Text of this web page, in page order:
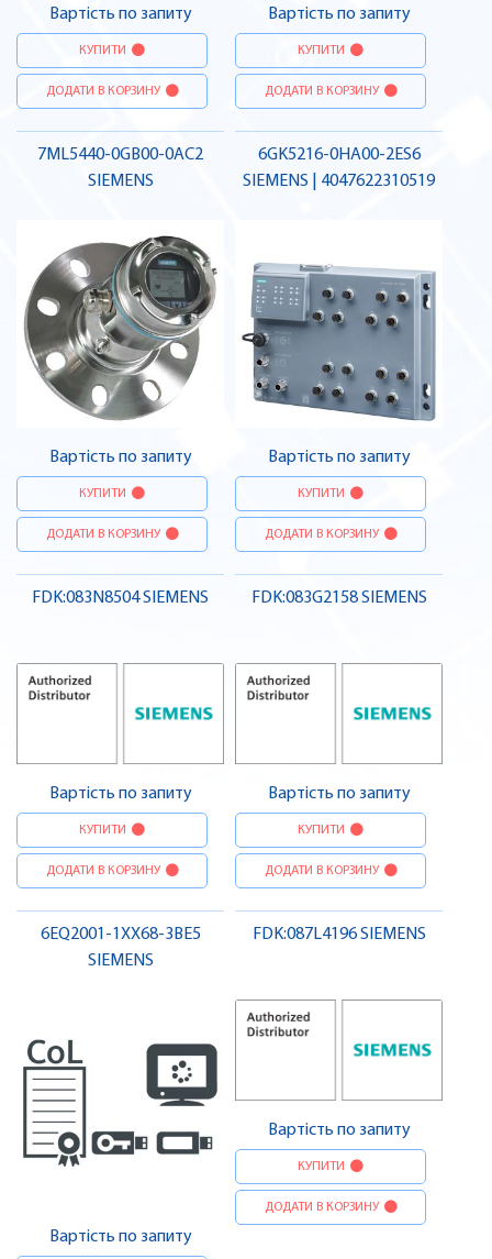
Вартість по запиту
КУПИТИ
ДОДАТИ В КОРЗИНУ
Вартість по запиту
КУПИТИ
ДОДАТИ В КОРЗИНУ
7ML5440-0GB00-0AC2
SIEMENS
Вартість по запиту
КУПИТИ
ДОДАТИ В КОРЗИНУ
6GK5216-0HA00-2ES6
SIEMENS | 4047622310519
Вартість по запиту
КУПИТИ
ДОДАТИ В КОРЗИНУ
FDK:083N8504 SIEMENS
Вартість по запиту
КУПИТИ
ДОДАТИ В КОРЗИНУ
FDK:083G2158 SIEMENS
Вартість по запиту
КУПИТИ
ДОДАТИ В КОРЗИНУ
6EQ2001-1XX68-3BE5
SIEMENS
Вартість по запиту
FDK:087L4196 SIEMENS
Вартість по запиту
КУПИТИ
ДОДАТИ В КОРЗИНУ